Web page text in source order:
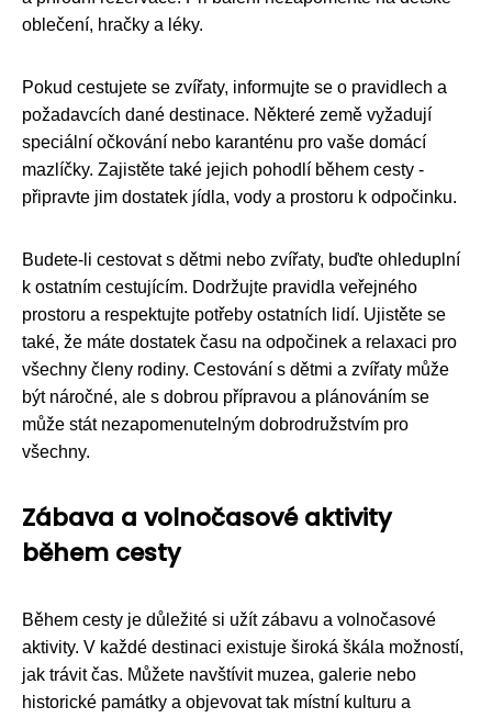
oblečení, hračky a léky.
Pokud cestujete se zvířaty, informujte se o pravidlech a
požadavcích dané destinace. Některé země vyžadují
speciální očkování nebo karanténu pro vaše domácí
mazlíčky. Zajistěte také jejich pohodlí během cesty -
připravte jim dostatek jídla, vody a prostoru k odpočinku.
Budete-li cestovat s dětmi nebo zvířaty, buďte ohleduplní
k ostatním cestujícím. Dodržujte pravidla veřejného
prostoru a respektujte potřeby ostatních lidí. Ujistěte se
také, že máte dostatek času na odpočinek a relaxaci pro
všechny členy rodiny. Cestování s dětmi a zvířaty může
být náročné, ale s dobrou přípravou a plánováním se
může stát nezapomenutelným dobrodružstvím pro
všechny.
Zábava a volnočasové aktivity
během cesty
Během cesty je důležité si užít zábavu a volnočasové
aktivity. V každé destinaci existuje široká škála možností,
jak trávit čas. Můžete navštívit muzea, galerie nebo
historické památky a objevovat tak místní kulturu a